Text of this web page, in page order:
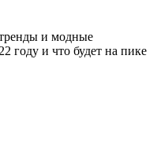
и модные
году и что будет на пике